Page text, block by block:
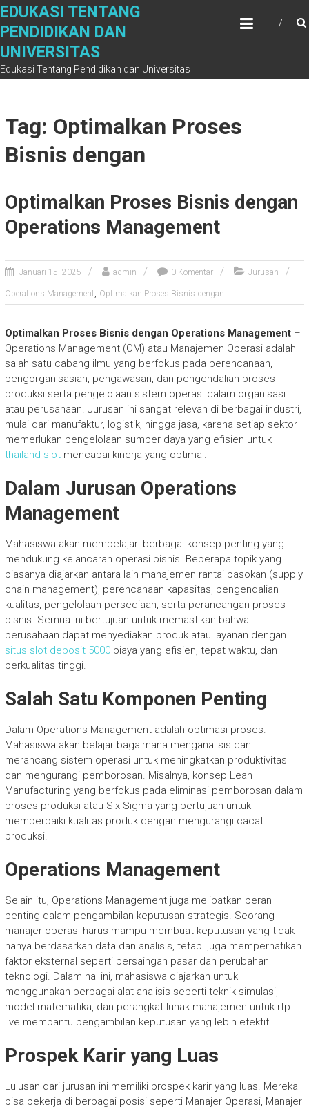
Skip
content
EDUKASI TENTANG
PENDIDIKAN DAN
UNIVERSITAS
Edukasi Tentang Pendidikan dan Universitas
Tag: Optimalkan Proses
Bisnis dengan
Optimalkan Proses Bisnis dengan
Operations Management
Januari 15, 2025 admin 0 Komentar Jurusan
Operations Management, Optimalkan Proses Bisnis dengan
Optimalkan Proses Bisnis dengan Operations Management–
Operations Management (OM) atau Manajemen Operasi adalah
salah satu cabang ilmu yang berfokus pada perencanaan,
pengorganisasian, pengawasan, dan pengendalian proses
produksi serta pengelolaan sistem operasi dalam organisasi
atau perusahaan. Jurusan ini sangat relevan di berbagai industri,
mulai dari manufaktur, logistik, hingga jasa, karena setiap sektor
memerlukan pengelolaan sumber daya yang efisien untuk
thailand slotmencapai kinerja yang optimal.
Dalam Jurusan Operations
Management
Mahasiswa akan mempelajari berbagai konsep penting yang
mendukung kelancaran operasi bisnis. Beberapa topik yang
biasanya diajarkan antara lain manajemen rantai pasokan (supply
chain management), perencanaan kapasitas, pengendalian
kualitas, pengelolaan persediaan, serta perancangan proses
bisnis. Semua ini bertujuan untuk memastikan bahwa
perusahaan dapat menyediakan produk atau layanan dengan
situs slot deposit 5000biaya yang efisien, tepat waktu, dan
berkualitas tinggi.
Salah Satu Komponen Penting
Dalam Operations Management adalah optimasi proses.
Mahasiswa akan belajar bagaimana menganalisis dan
merancang sistem operasi untuk meningkatkan produktivitas
dan mengurangi pemborosan. Misalnya, konsep Lean
Manufacturing yang berfokus pada eliminasi pemborosan dalam
proses produksi atau Six Sigma yang bertujuan untuk
memperbaiki kualitas produk dengan mengurangi cacat
produksi.
Operations Management
Selain itu, Operations Management juga melibatkan peran
penting dalam pengambilan keputusan strategis. Seorang
manajer operasi harus mampu membuat keputusan yang tidak
hanya berdasarkan data dan analisis, tetapi juga memperhatikan
faktor eksternal seperti persaingan pasar dan perubahan
teknologi. Dalam hal ini, mahasiswa diajarkan untuk
menggunakan berbagai alat analisis seperti teknik simulasi,
model matematika, dan perangkat lunak manajemen untuk rtp
live membantu pengambilan keputusan yang lebih efektif.
Prospek Karir yang Luas
Lulusan dari jurusan ini memiliki prospek karir yang luas. Mereka
bisa bekerja di berbagai posisi seperti Manajer Operasi, Manajer